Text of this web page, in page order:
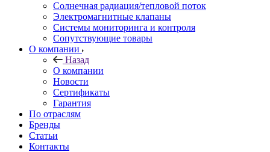
Солнечная радиация/тепловой поток
Электромагнитные клапаны
Системы мониторинга и контроля
Сопутствующие товары
О компании
Назад
О компании
Новости
Сертификаты
Гарантия
По отраслям
Бренды
Статьи
Контакты